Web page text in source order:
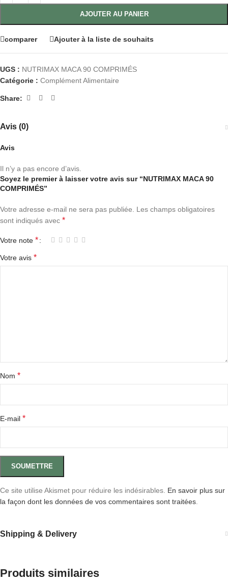
AJOUTER AU PANIER
comparer Ajouter à la liste de souhaits
UGS : NUTRIMAX MACA 90 COMPRIMÉS
Catégorie : Complément Alimentaire
Share:
Avis (0)
Avis
Il n’y a pas encore d’avis.
Soyez le premier à laisser votre avis sur “NUTRIMAX MACA 90
COMPRIMÉS”
Votre adresse e-mail ne sera pas publiée. Les champs obligatoires
sont indiqués avec *
Votre note *
Votre avis *
Nom *
E-mail *
Ce site utilise Akismet pour réduire les indésirables. En savoir plus sur
la façon dont les données de vos commentaires sont traitées.
Shipping & Delivery
Produits similaires